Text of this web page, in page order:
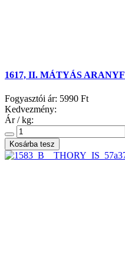
1617, II. MÁTYÁS
Fogyasztói ár: 5990 Ft
Kedvezmény:
Ár / kg: